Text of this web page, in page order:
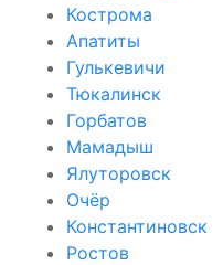
Кострома
Апатиты
Гулькевичи
Тюкалинск
Горбатов
Мамадыш
Ялуторовск
Очёр
Константиновск
Ростов